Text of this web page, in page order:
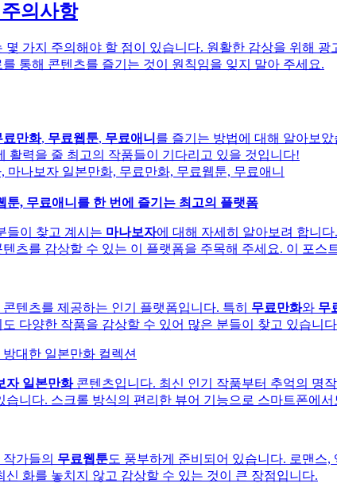
의사항
몇 가지 주의해야 할 점이 있습니다. 원활한 감상을 위해
통해 콘텐츠를 즐기는 것이 원칙임을 잊지 말아 주세요.
료만화, 무료웹툰, 무료애니 를 즐기는 방법에 대해 알아보
활력을 줄 최고의 작품들이 기다리고 있을 것입니다!
마나보자 일본만화, 무료만화, 무료웹툰, 무료애니
툰, 무료애니를 한 번에 즐기는 최고의 플랫폼
들이 찾고 계시는 마나보자에 대해 자세히 알아보려 합니
츠를 감상할 수 있는 이 플랫폼을 주목해 주세요. 이 포
텐츠를 제공하는 인기 플랫폼입니다. 특히 무료만화와 무
다양한 작품을 감상할 수 있어 많은 분들이 찾고 있습니
대한 일본만화 컬렉션
자 일본만화콘텐츠입니다. 최신 인기 작품부터 추억의 명
습니다. 스크롤 방식의 편리한 뷰어 기능으로 스마트폰에
가들의 무료웹툰도 풍부하게 준비되어 있습니다. 로맨스
신 화를 놓치지 않고 감상할 수 있는 것이 큰 장점입니다.